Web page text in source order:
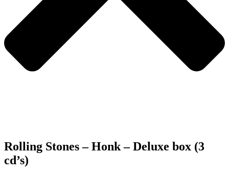
Rolling Stones – Honk – Deluxe box (3
cd’s)